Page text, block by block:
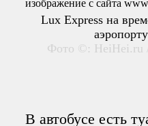
Lux Express на
Фото ©: HeiHei.ru
В автобусе есть